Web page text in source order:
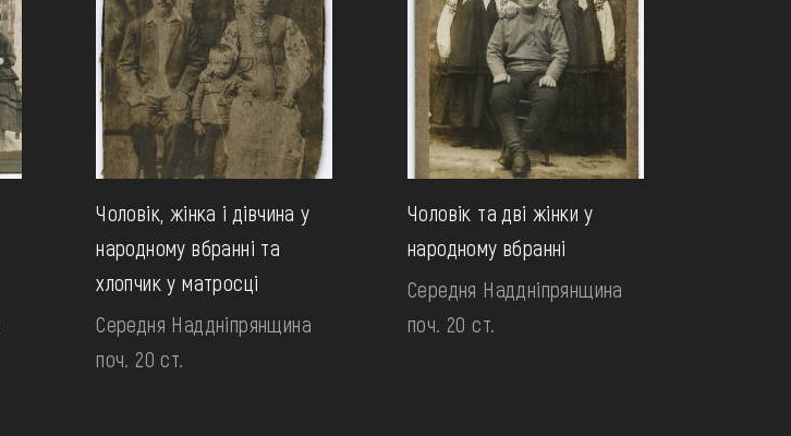
Чоловік, жінка і дівчина у
народному вбранні та
хлопчик у матросці
Середня Наддніпрянщина
поч. 20 ст.
Чоловік та дві жінки у
народному вбранні
Середня Наддніпрянщина
поч. 20 ст.